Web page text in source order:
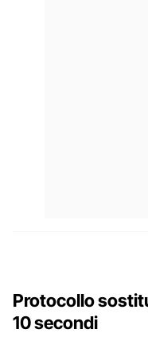
Protocollo
10 secondi